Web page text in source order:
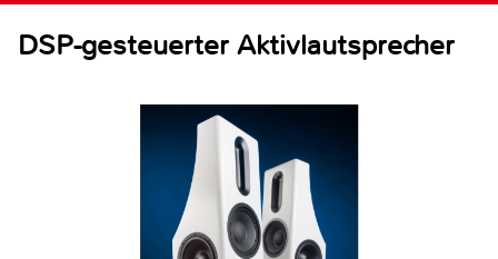
DSP-gesteuerter Aktivlautsprecher